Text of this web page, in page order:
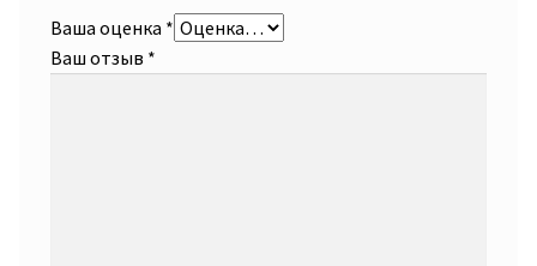
Ваша оценка *
Ваш отзыв *